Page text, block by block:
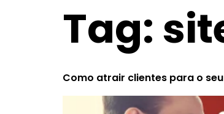
Tag:
Como atrair clientes para o